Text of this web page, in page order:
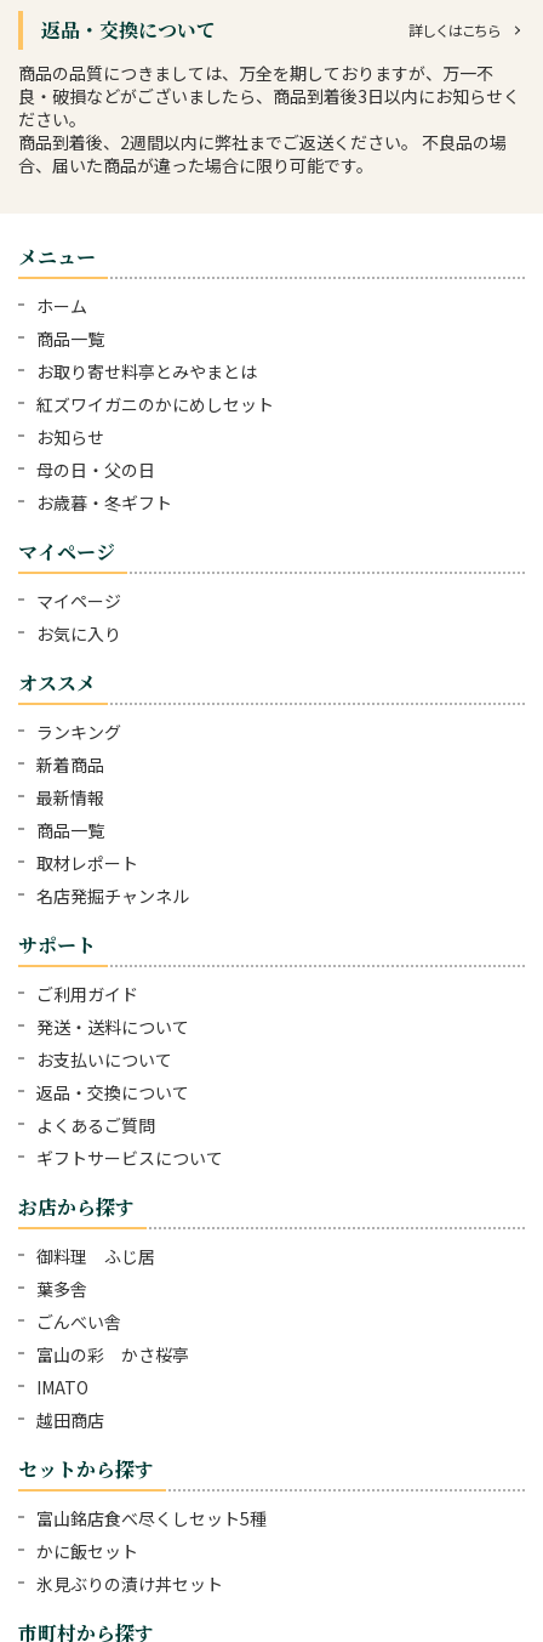
返品・交換について 詳しくはこちら
商品の品質につきましては、万全を期しておりますが、万一不
良・破損などがございましたら、商品到着後3日以内にお知らせく
ださい。
商品到着後、2週間以内に弊社までご返送ください。 不良品の場
合、届いた商品が違った場合に限り可能です。
メニュー
ホーム
商品一覧
お取り寄せ料亭とみやまとは
紅ズワイガニのかにめしセット
お知らせ
母の日・父の日
お歳暮・冬ギフト
マイページ
マイページ
お気に入り
オススメ
ランキング
新着商品
最新情報
商品一覧
取材レポート
名店発掘チャンネル
サポート
ご利用ガイド
発送・送料について
お支払いについて
返品・交換について
よくあるご質問
ギフトサービスについて
お店から探す
御料理 ふじ居
葉多舎
ごんべい舎
富山の彩 かさ桜亭
IMATO
越田商店
セットから探す
富山銘店食べ尽くしセット5種
かに飯セット
氷見ぶりの漬け丼セット
市町村から探す